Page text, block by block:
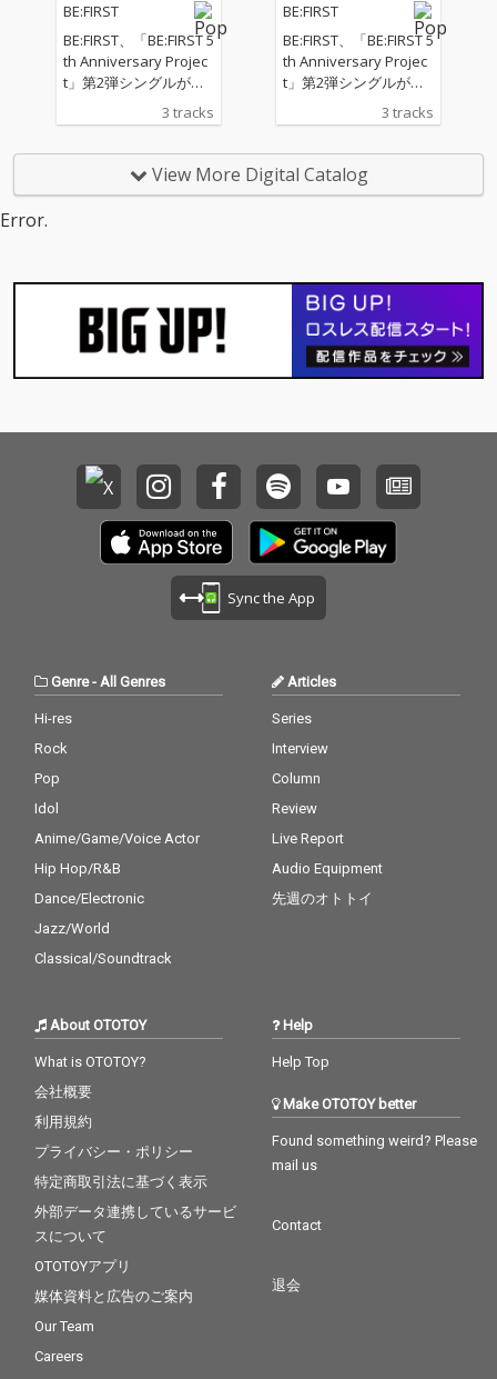
た、シーン屈指のヒッ
トメーカーだ。さら
に、フィーチャリング
アーティストとしてア
ービル出身のラッパー
ター Flo Milli が参加。2
019年にリリースした
に華やかで危険な彩り
を加える。
た、シーン屈指のヒッ
トメーカーだ。さら
に、フィーチャリング
アーティストとしてア
ービル出身のラッパー
ター Flo Milli が参加。2
019年にリリースした
に華やかで危険な彩り
を加える。
BE:FIRST
BE:FIRST、「BE:FIRST 5
th Anniversary Projec
t」第2弾シングルがリ
リース！ 記念すべき10
枚目のシングルのタイ
は、世界的DJ / プロデ
ューサーのJonas Blue
3 tracks
BE:FIRST
BE:FIRST、「BE:FIRST 5
th Anniversary Projec
t」第2弾シングルがリ
リース！ 記念すべき10
枚目のシングルのタイ
は、世界的DJ / プロデ
ューサーのJonas Blue
3 tracks
View More Digital Catalog
Error.
Sync the App
Genre- All Genres
Hi-res
Rock
Pop
Idol
Anime/Game/Voice Actor
Hip Hop/R&B
Dance/Electronic
Jazz/World
Classical/Soundtrack
Articles
Series
Interview
Column
Review
Live Report
Audio Equipment
先週のオトトイ
About OTOTOY
What is OTOTOY?
会社概要
利用規約
プライバシー・ポリシー
特定商取引法に基づく表示
外部データ連携しているサービ
スについて
OTOTOYアプリ
媒体資料と広告のご案内
Our Team
Careers
Help
Help Top
Make OTOTOY better
Found something weird? Please
mail us
Contact
退会